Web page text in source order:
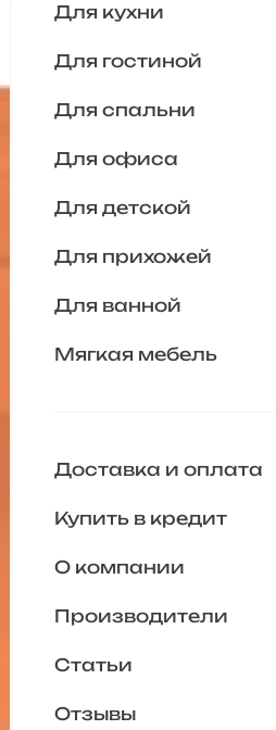
Для кухни
Для гостиной
Для спальни
Для офиса
Для детской
Для прихожей
Для ванной
Мягкая мебель
Доставка и оплата
Купить в кредит
О компании
Производители
Статьи
Отзывы